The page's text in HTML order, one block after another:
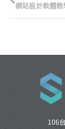
網站設計軟體教
106